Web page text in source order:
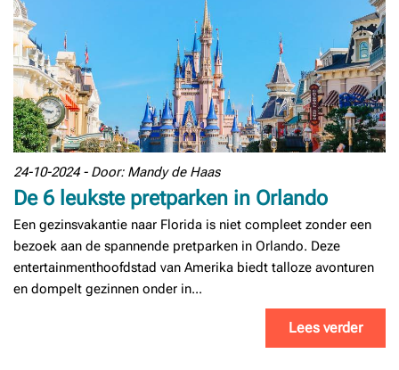
24-10-2024 - Door: Mandy de Haas
De 6 leukste pretparken in Orlando
Een gezinsvakantie naar Florida is niet compleet zonder een
bezoek aan de spannende pretparken in Orlando. Deze
entertainmenthoofdstad van Amerika biedt talloze avonturen
en dompelt gezinnen onder in...
Lees verder